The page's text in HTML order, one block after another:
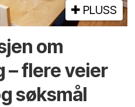
PLUSS
om
– flere veier
søksmål